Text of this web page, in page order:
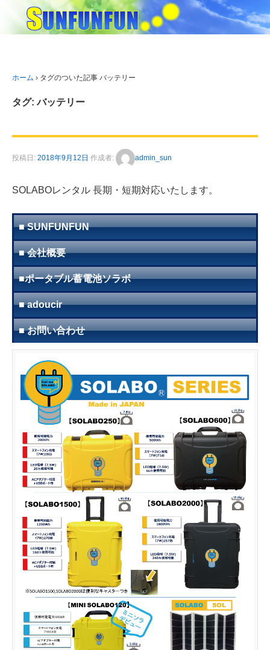
ホーム › タグのついた記事 バッテリー
タグ: バッテリー
投稿日: 2018年9月12日 作成者: admin_sun
SOLABOレンタル 長期・短期対応いたします。
■ SUNFUNFUN
■ 会社概要
■ポータブル蓄電池ソラボ
■ adoucir
■ お問い合わせ